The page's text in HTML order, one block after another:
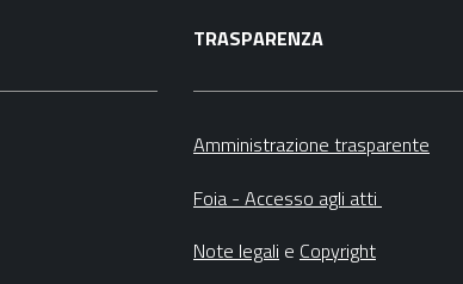
c
e
o
k
TRASPARENZA
Amministrazione trasparente
Foia - Accesso agli atti
Note legali e Copyright